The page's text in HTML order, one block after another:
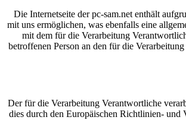
Die Internetseite der pc-sam.net enthält
mit uns ermöglichen, was ebenfalls eine
mit dem für die Verarbeitung
betroffenen Person an den für die
Der für die Verarbeitung Verantwortliche
dies durch den Europäischen Richtlinien- und